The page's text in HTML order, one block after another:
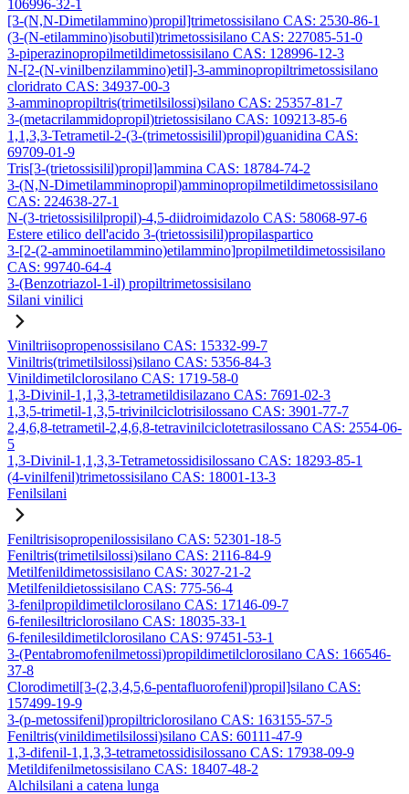
106996-32-1
[3-(N,N-Dimetilammino)propil]trimetossisilano CAS: 2530-86-1
(3-(N-etilammino)isobutil)trimetossisilano CAS: 227085-51-0
3-piperazinopropilmetildimetossisilano CAS: 128996-12-3
N-[2-(N-vinilbenzilammino)etil]-3-amminopropiltrimetossisilano
cloridrato CAS: 34937-00-3
3-amminopropiltris(trimetilsilossi)silano CAS: 25357-81-7
3-(metacrilammidopropil)trietossisilano CAS: 109213-85-6
1,1,3,3-Tetrametil-2-(3-(trimetossisilil)propil)guanidina CAS:
69709-01-9
Tris[3-(trietossisilil)propil]ammina CAS: 18784-74-2
3-(N,N-Dimetilamminopropil)amminopropilmetildimetossisilano
CAS: 224638-27-1
N-(3-trietossisililpropil)-4,5-diidroimidazolo CAS: 58068-97-6
Estere etilico dell'acido 3-(trietossisilil)propilaspartico
3-[2-(2-amminoetilammino)etilammino]propilmetildimetossisilano
CAS: 99740-64-4
3-(Benzotriazol-1-il) propiltrimetossisilano
Silani vinilici
Viniltriisopropenossisilano CAS: 15332-99-7
Viniltris(trimetilsilossi)silano CAS: 5356-84-3
Vinildimetilclorosilano CAS: 1719-58-0
1,3-Divinil-1,1,3,3-tetrametildisilazano CAS: 7691-02-3
1,3,5-trimetil-1,3,5-trivinilciclotrisilossano CAS: 3901-77-7
2,4,6,8-tetrametil-2,4,6,8-tetravinilciclotetrasilossano CAS: 2554-06-
5
1,3-Divinil-1,1,3,3-Tetrametossidisilossano CAS: 18293-85-1
(4-vinilfenil)trimetossisilano CAS: 18001-13-3
Fenilsilani
Feniltrisisopropenilossisilano CAS: 52301-18-5
Feniltris(trimetilsilossi)silano CAS: 2116-84-9
Metilfenildimetossisilano CAS: 3027-21-2
Metilfenildietossisilano CAS: 775-56-4
3-fenilpropildimetilclorosilano CAS: 17146-09-7
6-fenilesiltriclorosilano CAS: 18035-33-1
6-fenilesildimetilclorosilano CAS: 97451-53-1
3-(Pentabromofenilmetossi)propildimetilclorosilano CAS: 166546-
37-8
Clorodimetil[3-(2,3,4,5,6-pentafluorofenil)propil]silano CAS:
157499-19-9
3-(p-metossifenil)propiltriclorosilano CAS: 163155-57-5
Feniltris(vinildimetilsilossi)silano CAS: 60111-47-9
1,3-difenil-1,1,3,3-tetrametossidisilossano CAS: 17938-09-9
Metildifenilmetossisilano CAS: 18407-48-2
Alchilsilani a catena lunga